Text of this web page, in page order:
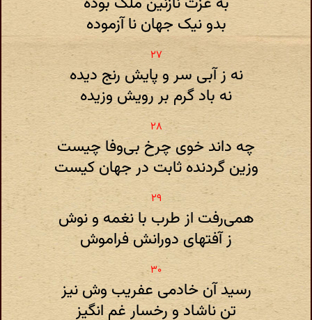
بدو نیک جهان نا آزموده
نه ز آبی سر و پایش رنج دیده
نه باد گرم بر رویش وزیده
چه داند خوی چرخ بی‌وفا چیست
وزین گردنده ثابت در جهان کیست
همی‌رفت از طرب با نغمه و نوش
ز آفتهای دورانش فراموش
رسید آن خادمی عفریب وش نیز
تن ناشاد و رخسار غم انگیز